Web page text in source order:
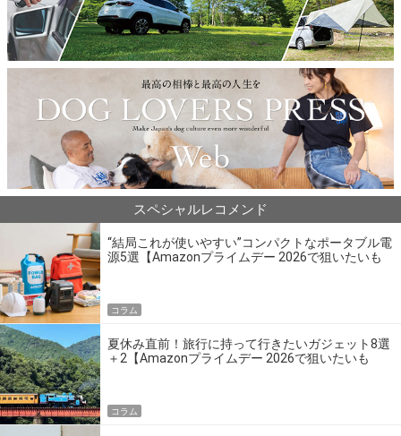
スペシャルレコメンド
“結局これが使いやすい”コンパクトなポータブル電
源5選【Amazonプライムデー 2026で狙いたいも
コラム
夏休み直前！旅行に持って行きたいガジェット8選
＋2【Amazonプライムデー 2026で狙いたいも
コラム